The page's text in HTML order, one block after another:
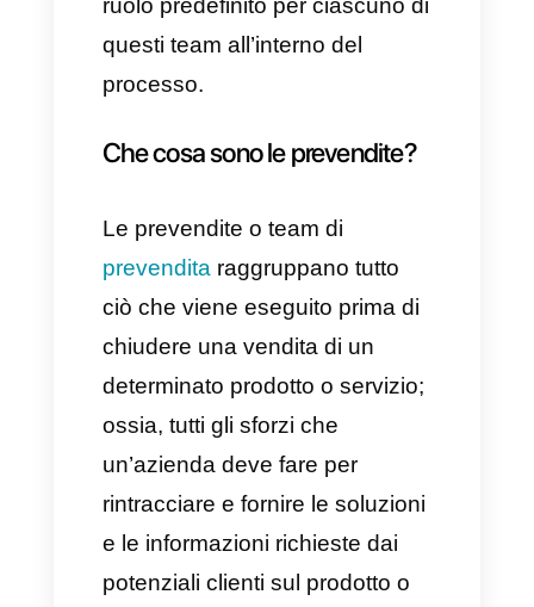
possiedono le giuste
conoscenze tecniche
possiede sul prodotto o servizio
ed è necessario un contatto
ancora più stretto per
convincerli a decidere anche
solo di mettersi in
comunicazione con qualcuno
del team.
In questo articolo desideriamo
spiegare ledifferenze tra